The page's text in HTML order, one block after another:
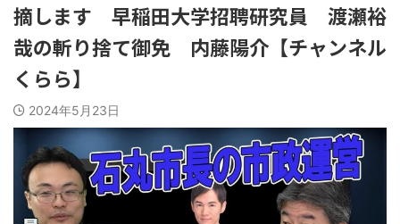
摘します 早稲田大学招聘研究員 渡瀬裕
哉の斬り捨て御免 内藤陽介【チャンネル
くらら】
2024年5月23日